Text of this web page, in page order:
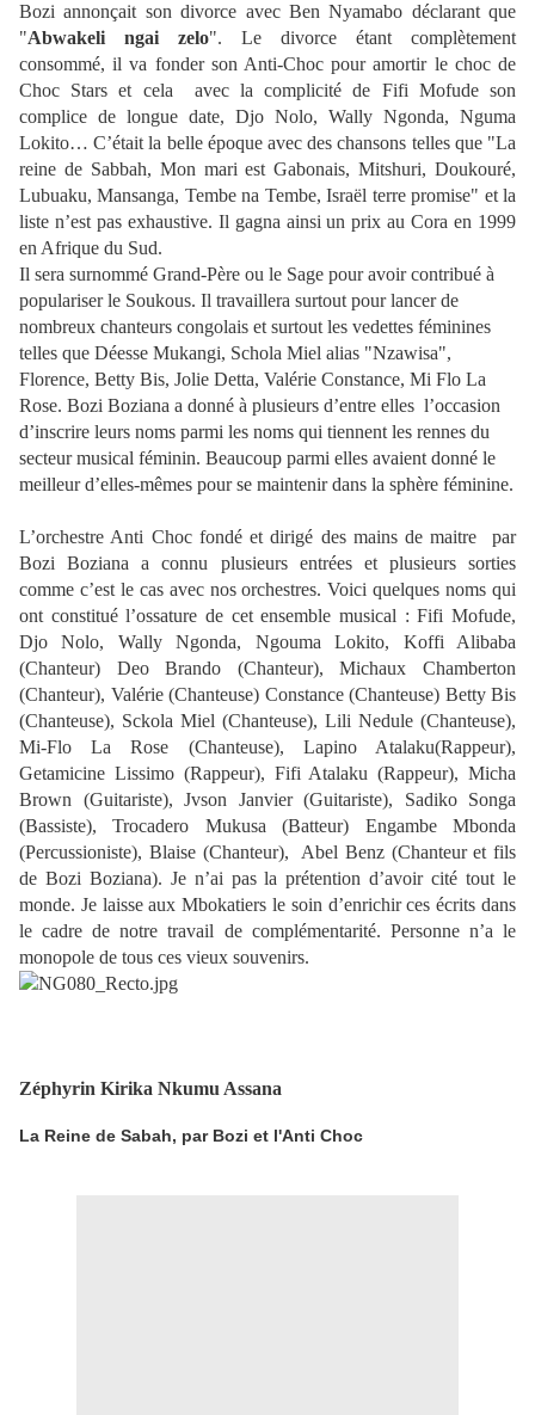
Bozi annonçait son divorce avec Ben Nyamabo déclarant que
"Abwakeli ngai zelo". Le divorce étant complètement
consommé, il va fonder son Anti-Choc pour amortir le choc de
Choc Stars et cela avec la complicité de Fifi Mofude son
complice de longue date, Djo Nolo, Wally Ngonda, Nguma
Lokito… C’était la belle époque avec des chansons telles que "La
reine de Sabbah, Mon mari est Gabonais, Mitshuri, Doukouré,
Lubuaku, Mansanga, Tembe na Tembe, Israël terre promise" et la
liste n’est pas exhaustive. Il gagna ainsi un prix au Cora en 1999
en Afrique du Sud.
Il sera surnommé Grand-Père ou le Sage pour avoir contribué à
populariser le Soukous. Il travaillera surtout pour lancer de
nombreux chanteurs congolais et surtout les vedettes féminines
telles que Déesse Mukangi, Schola Miel alias "Nzawisa",
Florence, Betty Bis, Jolie Detta, Valérie Constance, Mi Flo La
Rose. Bozi Boziana a donné à plusieurs d’entre elles l’oc­casion
d’inscrire leurs noms parmi les noms qui tiennent les rennes du
sec­teur musical féminin. Beaucoup parmi elles avaient donné le
meilleur d’elles-mêmes pour se maintenir dans la sphère féminine.
L’orchestre Anti Choc fondé et dirigé des mains de maitre par
Bozi Boziana a connu plusieurs entrées et plusieurs sorties
comme c’est le cas avec nos orchestres. Voici quelques noms qui
ont constitué l’ossature de cet ensemble musical : Fifi Mofude,
Djo Nolo, Wally Ngonda, Ngouma Lokito, Koffi Alibaba
(Chanteur) Deo Brando (Chanteur), Michaux Chamberton
(Chanteur), Valérie (Chanteuse) Constance (Chanteuse) Betty Bis
(Chanteuse), Sckola Miel (Chanteuse), Lili Nedule (Chanteuse),
Mi-Flo La Rose (Chanteuse), Lapino Atalaku(Rappeur),
Getamicine Lissimo (Rappeur), Fifi Atalaku (Rappeur), Micha
Brown (Guitariste), Jvson Janvier (Guitariste), Sadiko Songa
(Bassiste), Trocadero Mukusa (Batteur) Engambe Mbonda
(Percussioniste), Blaise (Chanteur), Abel Benz (Chanteur et fils
de Bozi Boziana). Je n’ai pas la prétention d’avoir cité tout le
monde. Je laisse aux Mbokatiers le soin d’enrichir ces écrits dans
le cadre de notre travail de complémentarité. Personne n’a le
monopole de tous ces vieux souvenirs.
Zéphyrin Kirika Nkumu Assana
La Reine de Sabah, par Bozi et l'Anti Choc